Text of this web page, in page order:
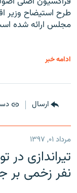
مجلس ارائه شده
ادامه خبر
ارسال
مرداد ۰۱, ۱۳۹۷
نفر زخمی